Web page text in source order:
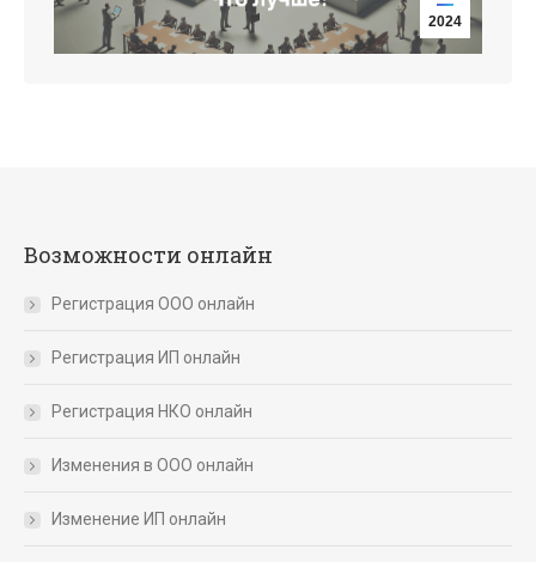
2024
Возможности онлайн
Регистрация ООО онлайн
Регистрация ИП онлайн
Регистрация НКО онлайн
Изменения в ООО онлайн
Изменение ИП онлайн